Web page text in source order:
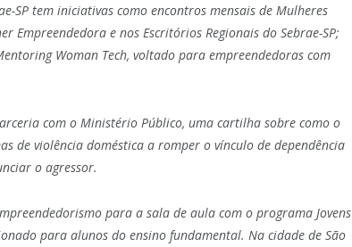
SP tem iniciativas como encontros mensais de Mulheres
Empreendedora e nos Escritórios Regionais do Sebrae-SP;
Woman Tech, voltado para empreendedoras com
com o Ministério Público, uma cartilha sobre como o
de violência doméstica a romper o vínculo de dependência
o agressor.
para a sala de aula com o programa Jovens
para alunos do ensino fundamental. Na cidade de São